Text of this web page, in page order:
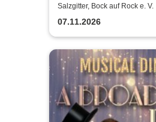
gemeinnütziger e. V.
Salzgitter, Bock auf Rock e. V.
07.11.2026